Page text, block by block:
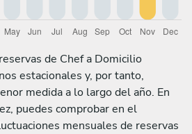
de Chef a Domicilio
estacionales y, por tanto,
medida a lo largo del año. En
puedes comprobar en el
mensuales de reservas